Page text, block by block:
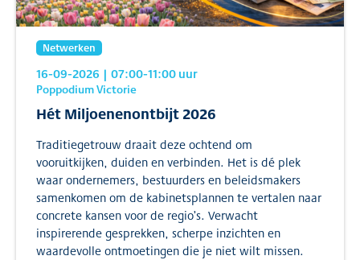
Netwerken
16-09-2026 | 07:00-11:00uur
Poppodium Victorie
Hét Miljoenenontbijt 2026
Traditiegetrouw draait deze ochtend om
vooruitkijken, duiden en verbinden. Het is dé plek
waar ondernemers, bestuurders en beleidsmakers
samenkomen om de kabinetsplannen te vertalen naar
concrete kansen voor de regio’s. Verwacht
inspirerende gesprekken, scherpe inzichten en
waardevolle ontmoetingen die je niet wilt missen.